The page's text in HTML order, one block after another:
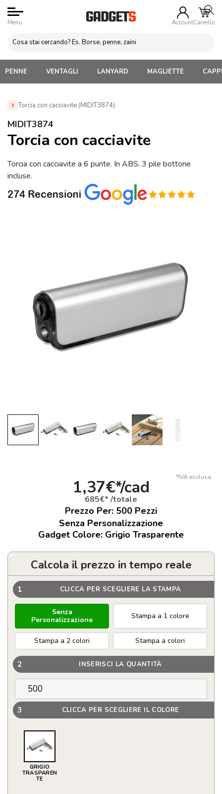
Menu AccountCarrello
PENNE VENTAGLI LANYARD MAGLIETTE
Torcia con cacciavite (MIDIT3874)
Home » Attrezzi da lavoro Personalizzati
MIDIT3874
Torcia con cacciavite
Torcia con cacciavite a 6 punte. In ABS. 3 pile bottone
incluse.
*IVA esclusa
1,37€*/cad
685€* /totale
Prezzo Per: 500 Pezzi
Senza Personalizzazione
Gadget Colore: Grigio Trasparente
Calcola il prezzo in tempo reale
1 CLICCA PER SCEGLIERE LA STAMPA
Senza
Personalizzazione
Stampa a 1 colore
Stampa a 2 colori Stampa a colori
2 INSERISCI LA QUANTITÀ
3 CLICCA PER SCEGLIERE IL COLORE
GRIGIO
TRASPAREN
TE